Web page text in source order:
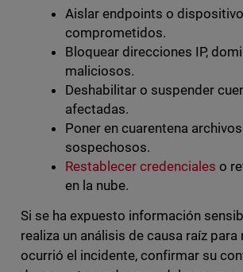
Aislar endpoints o
comprometidos.
Bloquear direcciones IP,
maliciosos.
Deshabilitar o suspender
afectadas.
Poner en cuarentena
sospechosos.
Restablecer credenciales o
en la nube.
Si se ha expuesto información
realiza un análisis de causa raíz
ocurrió el incidente, confirmar su